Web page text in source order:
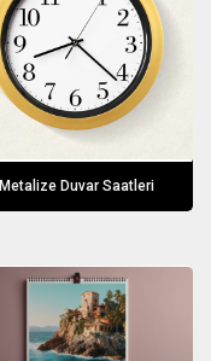
Metalize Duvar Saatleri